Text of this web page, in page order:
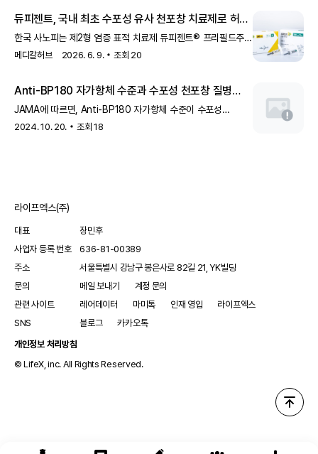
듀피젠트, 국내 최초 수포성 유사 천포창 치료제로 허가
- 메디칼허브
한국 사노피는 제2형 염증 표적 치료제 듀피젠트® 프리필드주,
프리필드펜 (Dupixent®, 성분명: 두필루맙, 유전자재조합)이
메디칼허브 2026. 6. 9. 조회 20
Anti-BP180 자가항체 수준과 수포성 천포창 질병
심각성의 연관성
JAMA에 따르면, Anti-BP180 자가항체 수준이 수포성
천포창의 질병 심각성과 연관이 있다는 연구 결과가
2024. 10. 20. 조회18
라이프엑스(주)
대표
장민후
사업자 등록 번호
636-81-00389
주소
서울특별시 강남구 봉은사로 82길 21, YK빌딩
문의
메일 보내기
계정 문의
관련 사이트
레어데이터 마미톡 인재 영입
라이프엑스
SNS
블로그
카카오톡
개인정보 처리방침
© LifeX, inc. All Rights Reserved.